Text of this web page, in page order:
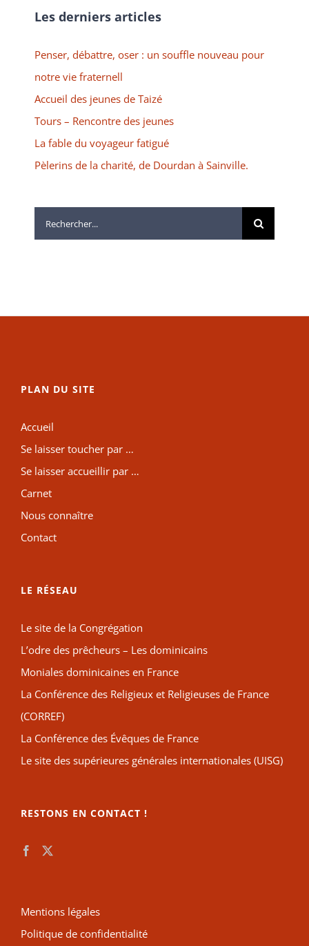
Les derniers articles
Penser, débattre, oser : un souffle nouveau pour
notre vie fraternell
Accueil des jeunes de Taizé
Tours – Rencontre des jeunes
La fable du voyageur fatigué
Pèlerins de la charité, de Dourdan à Sainville.
Rechercher:
PLAN DU SITE
Accueil
Se laisser toucher par …
Se laisser accueillir par …
Carnet
Nous connaître
Contact
LE RÉSEAU
Le site de la Congrégation
L’odre des prêcheurs – Les dominicains
Moniales dominicaines en France
La Conférence des Religieux et Religieuses de France
(CORREF)
La Conférence des Évêques de France
Le site des supérieures générales internationales (UISG)
RESTONS EN CONTACT !
Mentions légales
Politique de confidentialité